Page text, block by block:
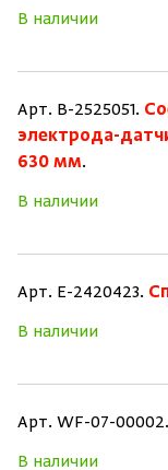
В наличии
Арт. B-2525051.
электрода-
630 мм.
В наличии
Арт. E-2420423.
В наличии
Арт. WF-07-00002.
В наличии